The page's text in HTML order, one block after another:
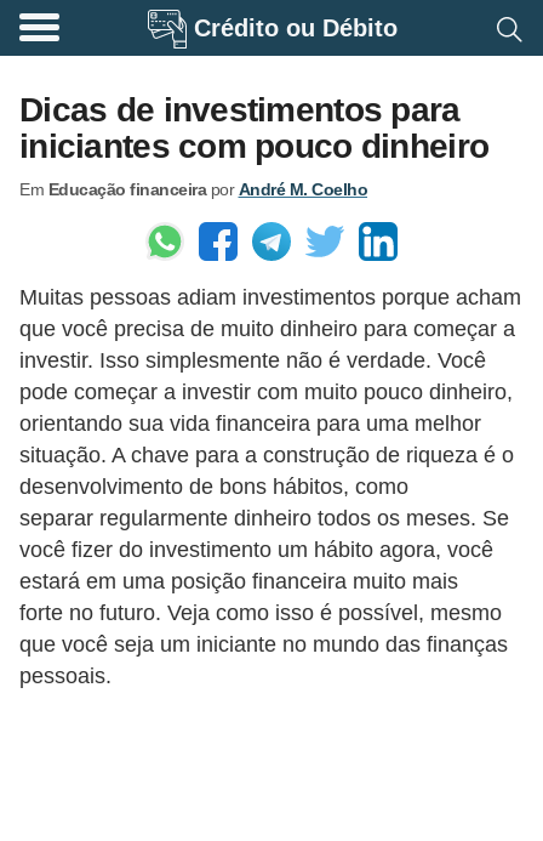
Crédito ou Débito
Dicas de investimentos para
iniciantes com pouco dinheiro
Em Educação financeiraporAndré M. Coelho
Muitas pessoas adiam investimentos porque acham
que você precisa de muito dinheiro para começar a
investir. Isso simplesmente não é verdade. Você
pode começar a investir com muito pouco dinheiro,
orientando sua vida financeira para uma melhor
situação. A chave para a construção de riqueza é o
desenvolvimento de bons hábitos, como
separar regularmente dinheiro todos os meses. Se
você fizer do investimento um hábito agora, você
estará em uma posição financeira muito mais
forte no futuro. Veja como isso é possível, mesmo
que você seja um iniciante no mundo das finanças
pessoais.
A
o
s
e
a
d
o
r
i
a
B
a
n
c
o